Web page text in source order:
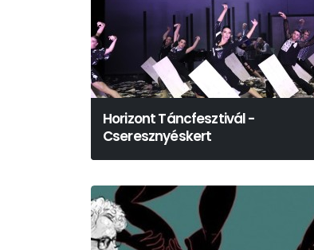
Horizont Táncfesztivál -
Cseresznyéskert